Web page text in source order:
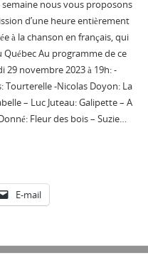
semaine nous vous proposons
d’une heure entièrement
à la chanson en français, qui
Québec Au programme de ce
29 novembre 2023 à 19h: -
Tourterelle -Nicolas Doyon: La
– Luc Juteau: Galipette – A
Fleur des bois – Suzie…
E-mail